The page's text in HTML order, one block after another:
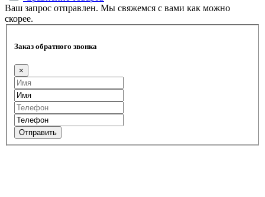
Ваш запрос отправлен. Мы свяжемся с вами как можно
скорее.
Заказ обратного звонка
×
Отправить